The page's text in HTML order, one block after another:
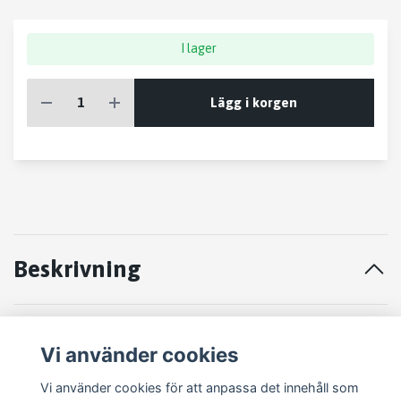
I lager
Lägg i korgen
Beskrivning
Vi använder cookies
Vi använder cookies för att anpassa det innehåll som